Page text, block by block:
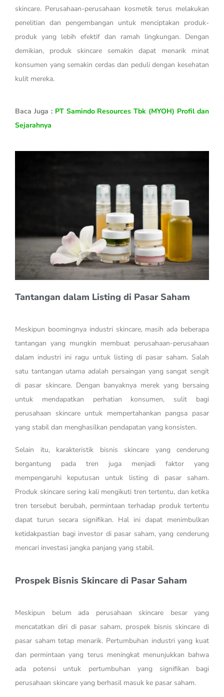
skincare. Perusahaan-perusahaan kosmetik terus melakukan
penelitian dan pengembangan untuk menciptakan produk-
produk yang lebih efektif dan ramah lingkungan. Dengan
demikian, produk skincare semakin dapat menarik minat
konsumen yang semakin cerdas dan peduli dengan kesehatan
kulit mereka.
Baca Juga : PT Samindo Resources Tbk (MYOH) Profil dan
Sejarahnya
Tantangan dalam Listing di Pasar Saham
Meskipun boomingnya industri skincare, masih ada beberapa
tantangan yang mungkin membuat perusahaan-perusahaan
dalam industri ini ragu untuk listing di pasar saham. Salah
satu tantangan utama adalah persaingan yang sangat sengit
di pasar skincare. Dengan banyaknya merek yang bersaing
untuk mendapatkan perhatian konsumen, sulit bagi
perusahaan skincare untuk mempertahankan pangsa pasar
yang stabil dan menghasilkan pendapatan yang konsisten.
Selain itu, karakteristik bisnis skincare yang cenderung
bergantung pada tren juga menjadi faktor yang
mempengaruhi keputusan untuk listing di pasar saham.
Produk skincare sering kali mengikuti tren tertentu, dan ketika
tren tersebut berubah, permintaan terhadap produk tertentu
dapat turun secara signifikan. Hal ini dapat menimbulkan
ketidakpastian bagi investor di pasar saham, yang cenderung
mencari investasi jangka panjang yang stabil.
Prospek Bisnis Skincare di Pasar Saham
Meskipun belum ada perusahaan skincare besar yang
mencatatkan diri di pasar saham, prospek bisnis skincare di
pasar saham tetap menarik. Pertumbuhan industri yang kuat
dan permintaan yang terus meningkat menunjukkan bahwa
ada potensi untuk pertumbuhan yang signifikan bagi
perusahaan skincare yang berhasil masuk ke pasar saham.